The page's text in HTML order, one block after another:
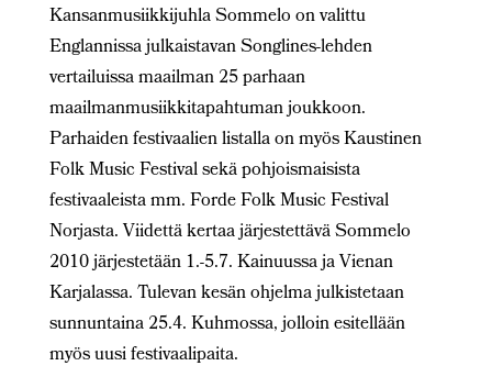
Kansanmusiikkijuhla Sommelo on valittu
Englannissa julkaistavan Songlines-lehden
vertailuissa maailman 25 parhaan
maailmanmusiikkitapahtuman joukkoon.
Parhaiden festivaalien listalla on myös Kaustinen
Folk Music Festival sekä pohjoismaisista
festivaaleista mm. Forde Folk Music Festival
Norjasta. Viidettä kertaa järjestettävä Sommelo
2010 järjestetään 1.-5.7. Kainuussa ja Vienan
Karjalassa. Tulevan kesän ohjelma julkistetaan
sunnuntaina 25.4. Kuhmossa, jolloin esitellään
myös uusi festivaalipaita.